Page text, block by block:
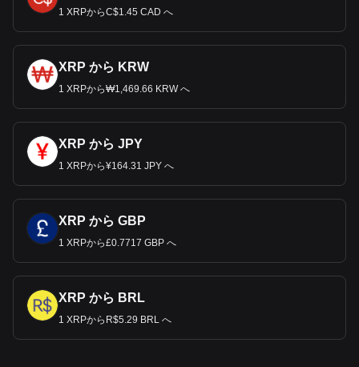
1 XRPからC$1.45 CAD へ
XRP から KRW
1 XRPから₩1,469.66 KRW へ
XRP から JPY
1 XRPから¥164.31 JPY へ
XRP から GBP
1 XRPから£0.7717 GBP へ
XRP から BRL
1 XRPからR$5.29 BRL へ